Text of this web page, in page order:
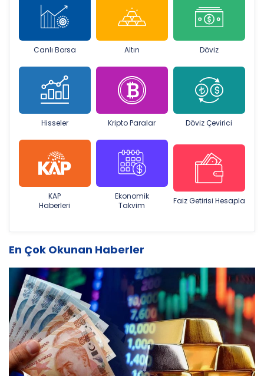
Canlı Borsa Altın Döviz
Hisseler Kripto Paralar Döviz Çevirici
KAP
Haberleri
Ekonomik
Takvim
Faiz Getirisi Hesapla
En Çok Okunan Haberler